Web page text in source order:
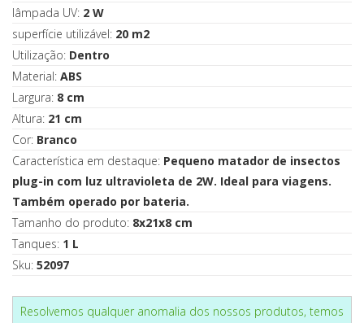
lâmpada UV: 2 W
superfície utilizável: 20 m2
Utilização: Dentro
Material: ABS
Largura: 8 cm
Altura: 21 cm
Cor: Branco
Característica em destaque: Pequeno matador de insectos
plug-in com luz ultravioleta de 2W. Ideal para viagens.
Também operado por bateria.
Tamanho do produto: 8x21x8 cm
Tanques: 1 L
Sku: 52097
Resolvemos qualquer anomalia dos nossos produtos, temos